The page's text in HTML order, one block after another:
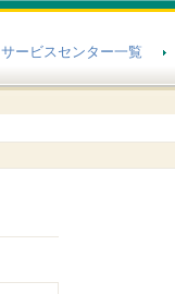
サービスセンター一覧